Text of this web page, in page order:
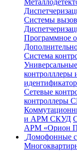
Системы
Программное
Система
контролллеры
Сетевые
контроллеры
и АРМ СКУД
АРМ «Орион
Домофонные